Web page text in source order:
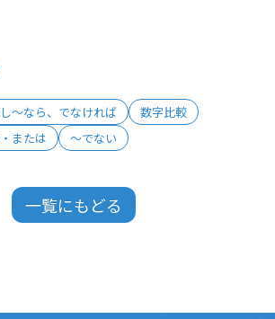
～なら、でなければ
数字比較
または ～でない
一覧にもどる